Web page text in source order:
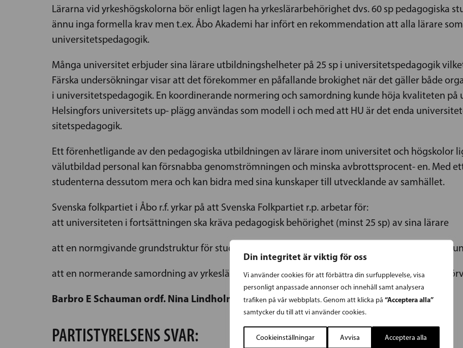
Din integritet är viktig för oss
Vi använder cookies för att förbättra din surfupplevelse, visa
personligt anpassade annonser och innehåll samt analysera
trafiken på vår webbplats. Genom att klicka på “Acceptera alla”
samtycker du till att vi använder cookies.
Cookieinställningar Avvisa Acceptera alla
Lärarna vid yrkeshögskolorna bör enligt lagen ha yrkeslärarbehörighet dvs. 60 sp pedagogiska
ännu inga formella krav men t.ex. Åbo Akademi har infört en rekommendation att alla lärare
universitetspedagogik.
Många universitet erbjuder sina lärare utbildningshelheter på 25 sp i universitetspedagogik
Färska undersökningar visar att det förekommer en påfallande brokighet när det gäller både
i universitetspedagogik. En koordinerande normering och samordning kunde höja kvaliteten
Helsingfors universitets up- plägg användas som modell i och med att HU är det enda
sitetspedagogik.
Ett förenhetligande av den pedagogiska utbildningen av lärare inom universitet och högskolor
välutbildad personal kan försnabba genomströmningen och minska avbrottsprocent- en. Med
studenterna dessutom mera och kan bidra med sina kunskaper till utvecklande av samhället.
Svenska folkpartiet i Åbo r.f. yrkar på att Svenska Folkpartiet r.p. arbetar för:
att universiteten i fortsättningen ska kräva pedagogisk behörighet (minst 25 sp) av sina lärare
att en normgivande grundstruktur för studier i universitetspedagogik införs enligt Helsingfors
att en normerande samordning av yrkeslärarutbildningen mellan svenska och finska enheter
Barbro E Schauman ordf. Nina Lindholm, sekr
PARTISTYRELSENS SVAR: